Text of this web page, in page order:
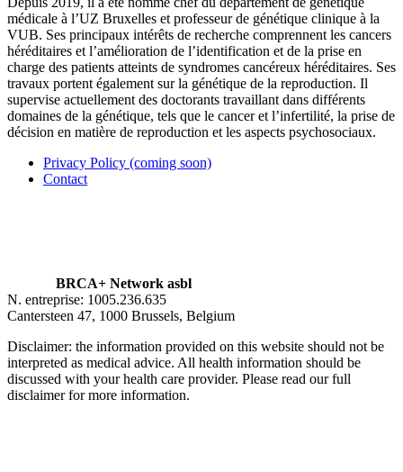
médicale à l’UZ Bruxelles et professeur de génétique clinique à la
VUB. Ses principaux intérêts de recherche comprennent les cancers
héréditaires et l’amélioration de l’identification et de la prise en
charge des patients atteints de syndromes cancéreux héréditaires. Ses
travaux portent également sur la génétique de la reproduction. Il
supervise actuellement des doctorants travaillant dans différents
domaines de la génétique, tels que le cancer et l’infertilité, la prise de
décision en matière de reproduction et les aspects psychosociaux.
Privacy Policy (coming soon)
Contact
BRCA+ Network asbl
N. entreprise: 1005.236.635
Cantersteen 47, 1000 Brussels, Belgium
Disclaimer: the information provided on this website should not be
interpreted as medical advice. All health information should be
discussed with your health care provider. Please read our full
disclaimer for more information.